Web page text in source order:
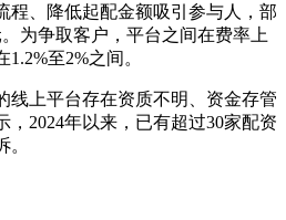
程、降低起配金额吸引参与人，部
为争取客户，平台之间在费率上
至2%之间。
线上平台存在资质不明、资金存管
，2024年以来，已有超过30家配资